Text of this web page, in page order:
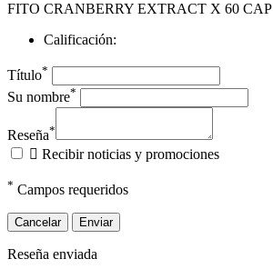
FITO CRANBERRY EXTRACT X 60 CAP
Calificación:
Título*
Su nombre*
Reseña*
 Recibir noticias y promociones
* Campos requeridos
Cancelar Enviar
Reseña enviada